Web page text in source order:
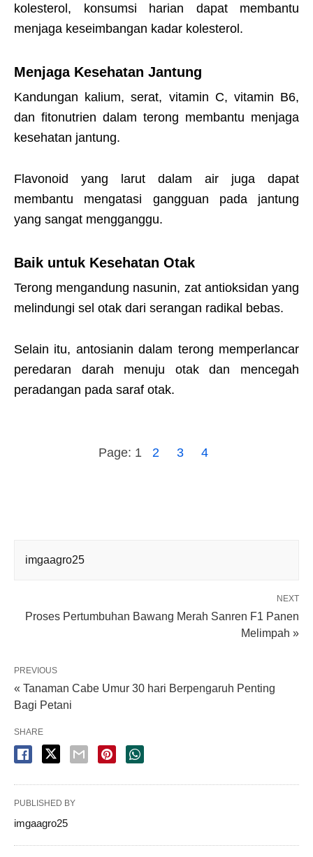
kolesterol, konsumsi harian dapat membantu
menjaga keseimbangan kadar kolesterol.
Menjaga Kesehatan Jantung
Kandungan kalium, serat, vitamin C, vitamin B6,
dan fitonutrien dalam terong membantu menjaga
kesehatan jantung.
Flavonoid yang larut dalam air juga dapat
membantu mengatasi gangguan pada jantung
yang sangat mengganggu.
Baik untuk Kesehatan Otak
Terong mengandung nasunin, zat antioksidan yang
melindungi sel otak dari serangan radikal bebas.
Selain itu, antosianin dalam terong memperlancar
peredaran darah menuju otak dan mencegah
peradangan pada saraf otak.
Page: 1 2 3 4
imgaagro25
NEXT
Proses Pertumbuhan Bawang Merah Sanren F1 Panen
Melimpah »
PREVIOUS
« Tanaman Cabe Umur 30 hari Berpengaruh Penting
Bagi Petani
SHARE
PUBLISHED BY
imgaagro25